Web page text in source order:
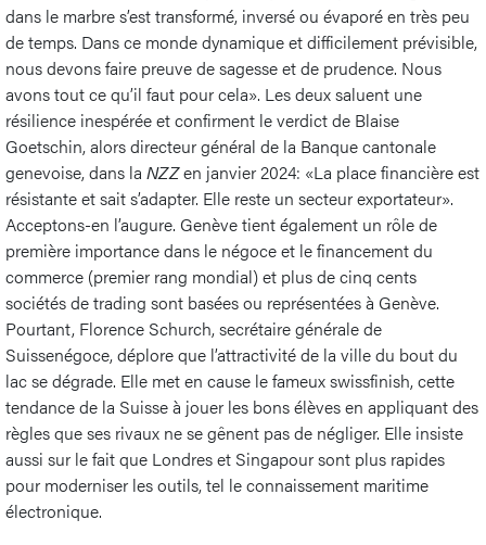
dans le marbre s’est transformé, inversé ou évaporé en très peu
de temps. Dans ce monde dynamique et difficilement prévisible,
nous devons faire preuve de sagesse et de prudence. Nous
avons tout ce qu’il faut pour cela». Les deux saluent une
résilience inespérée et confirment le verdict de Blaise
Goetschin, alors directeur général de la Banque cantonale
genevoise, dans la NZZen janvier 2024: «La place financière est
résistante et sait s’adapter. Elle reste un secteur exportateur».
Acceptons-en l’augure. Genève tient également un rôle de
première importance dans le négoce et le financement du
commerce (premier rang mondial) et plus de cinq cents
sociétés de trading sont basées ou représentées à Genève.
Pourtant, Florence Schurch, secrétaire générale de
Suissenégoce, déplore que l’attractivité de la ville du bout du
lac se dégrade. Elle met en cause le fameux swissfinish, cette
tendance de la Suisse à jouer les bons élèves en appliquant des
règles que ses rivaux ne se gênent pas de négliger. Elle insiste
aussi sur le fait que Londres et Singapour sont plus rapides
pour moderniser les outils, tel le connaissement maritime
électronique.